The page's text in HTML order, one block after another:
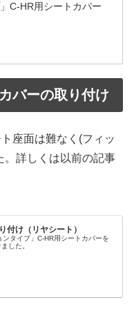
C-HR用シートカバー
バーの取り付け
座面は難なく(フィッ
。詳しくは以前の記事
付け（リヤシート）
ンタイプ」C-HR用シートカバーを
した。